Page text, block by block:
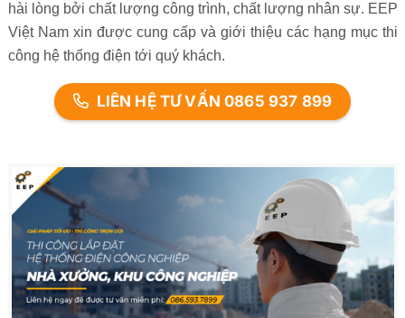
hài lòng bởi chất lượng công trình, chất lượng nhân sự. EEP
Việt Nam xin được cung cấp và giới thiệu các hạng mục thi
công hệ thống điện tới quý khách.
LIÊN HỆ TƯ VẤN 0865 937 899